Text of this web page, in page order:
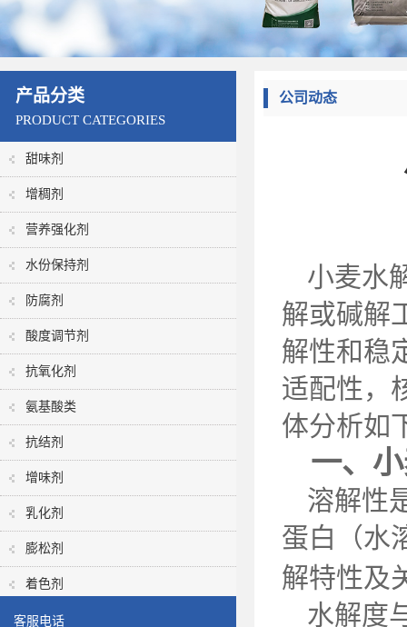
产品分类
PRODUCT CATEGORIES
甜味剂
增稠剂
营养强化剂
水份保持剂
防腐剂
酸度调节剂
抗氧化剂
氨基酸类
抗结剂
增味剂
乳化剂
膨松剂
着色剂
客服电话
公司动态
小麦水
解或碱解
解性和稳
适配性，
体分析如
一、
溶解性
蛋白（水
解特性及
水解度